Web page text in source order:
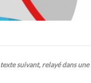
suivant, relayé dans